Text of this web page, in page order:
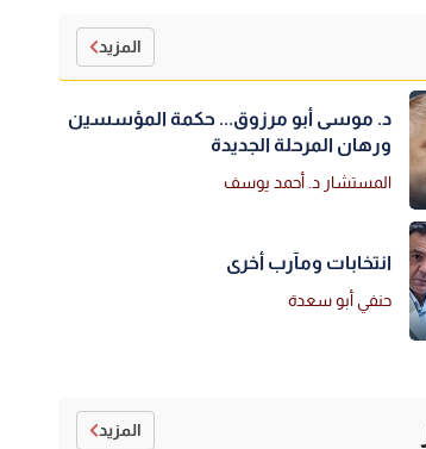
المزيد
د. موسى أبو مرزوق... حكمة المؤسسين
ورهان المرحلة الجديدة
المستشار د. أحمد يوسف
انتخابات ومآرب أخرى
حنفي أبو سعدة
المزيد